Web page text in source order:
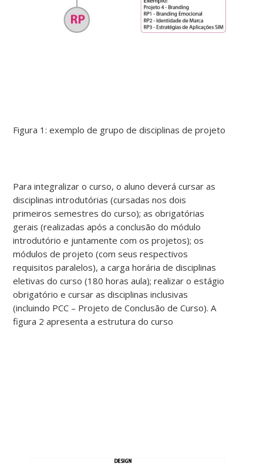
Figura 1: exemplo de grupo de disciplinas de projeto
Para integralizar o curso, o aluno deverá cursar as
disciplinas introdutórias (cursadas nos dois
primeiros semestres do curso); as obrigatórias
gerais (realizadas após a conclusão do módulo
introdutório e juntamente com os projetos); os
módulos de projeto (com seus respectivos
requisitos paralelos), a carga horária de disciplinas
eletivas do curso (180 horas aula); realizar o estágio
obrigatório e cursar as disciplinas inclusivas
(incluindo PCC – Projeto de Conclusão de Curso). A
figura 2 apresenta a estrutura do curso